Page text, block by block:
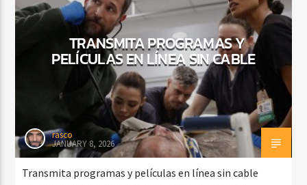
TRANSMITA PROGRAMAS Y
PELÍCULAS EN LÍNEA SIN CABLE
rasco
JANUARY 8, 2026
Transmita programas y películas en línea sin cable